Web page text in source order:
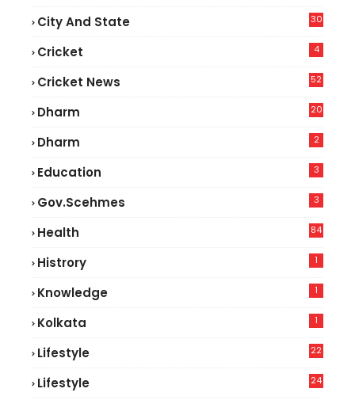
City And State 30
Cricket 4
Cricket News
52
Dharm 20
Dharm 2
Education 3
Gov.scehmes 3
Health
84
Histrory 1
Knowledge 1
Kolkata 1
Lifestyle
22
Lifestyle
24